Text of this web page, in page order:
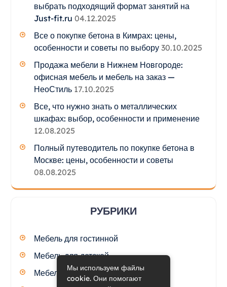
выбрать подходящий формат занятий на
Just-fit.ru 04.12.2025
Все о покупке бетона в Кимрах: цены,
особенности и советы по выбору 30.10.2025
Продажа мебели в Нижнем Новгороде:
офисная мебель и мебель на заказ —
НеоСтиль 17.10.2025
Все, что нужно знать о металлических
шкафах: выбор, особенности и применение
12.08.2025
Полный путеводитель по покупке бетона в
Москве: цены, особенности и советы
08.08.2025
РУБРИКИ
Мебель для гостинной
Мебель для детской
Мебель для кухни
Мы используем файлы
cookie. Они помогают